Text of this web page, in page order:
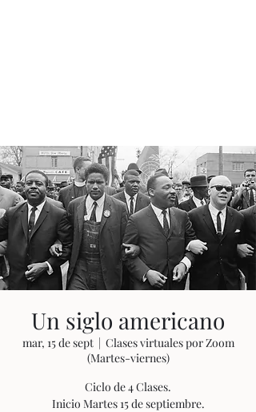
Un siglo americano
mar, 15 de sept
  |
Clases virtuales por Zoom
(Martes-viernes)
Ciclo de 4 Clases.
Inicio Martes 15 de septiembre.